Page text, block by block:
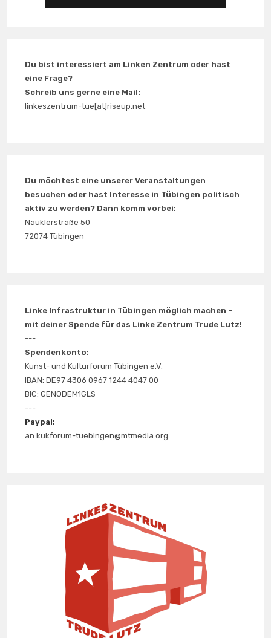
Du bist interessiert am Linken Zentrum oder hast
eine Frage?
Schreib uns gerne eine Mail:
linkeszentrum-tue[at]riseup.net
Du möchtest eine unserer Veranstaltungen
besuchen oder hast Interesse in Tübingen politisch
aktiv zu werden? Dann komm vorbei:
Nauklerstraße 50
72074 Tübingen
Linke Infrastruktur in Tübingen möglich machen –
mit deiner Spende für das Linke Zentrum Trude Lutz!
---
Spendenkonto:
Kunst- und Kulturforum Tübingen e.V.
IBAN: DE97 4306 0967 1244 4047 00
BIC: GENODEM1GLS
---
Paypal:
an kukforum-tuebingen@mtmedia.org